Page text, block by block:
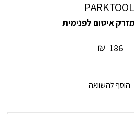
PARKTOOL
186
₪
הוסף להשוואה